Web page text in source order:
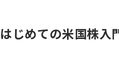
はじめての米国株